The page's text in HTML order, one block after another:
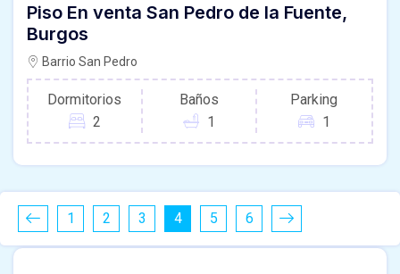
Piso En venta San Pedro de la Fuente,
Burgos
Barrio San Pedro
Dormitorios
2
Baños
1
Parking
1
1 2 3 4 5 6